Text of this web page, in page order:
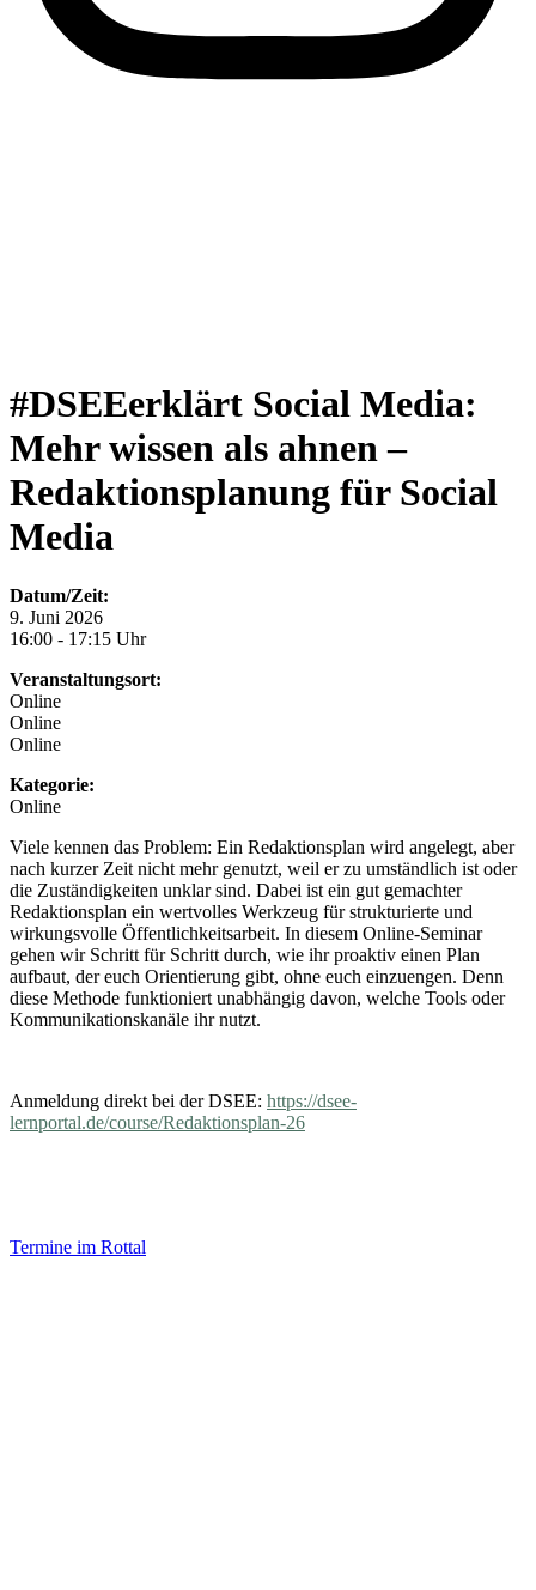
#DSEEerklärt Social Media:
Mehr wissen als ahnen –
Redaktionsplanung für Social
Media
Datum/Zeit:
9. Juni 2026
16:00 - 17:15 Uhr
Veranstaltungsort:
Online
Online
Online
Kategorie:
Online
Viele kennen das Problem: Ein Redaktionsplan wird angelegt, aber
nach kurzer Zeit nicht mehr genutzt, weil er zu umständlich ist oder
die Zuständigkeiten unklar sind. Dabei ist ein gut gemachter
Redaktionsplan ein wertvolles Werkzeug für strukturierte und
wirkungsvolle Öffentlichkeitsarbeit. In diesem Online-Seminar
gehen wir Schritt für Schritt durch, wie ihr proaktiv einen Plan
aufbaut, der euch Orientierung gibt, ohne euch einzuengen. Denn
diese Methode funktioniert unabhängig davon, welche Tools oder
Kommunikationskanäle ihr nutzt.
Anmeldung direkt bei der DSEE: https://dsee-
lernportal.de/course/Redaktionsplan-26
Termine im Rottal